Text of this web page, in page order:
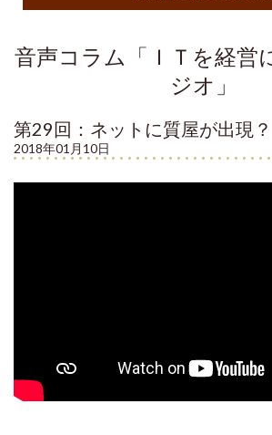
音声コラム「ＩＴを経営
ジオ」
第29回：ネットに質屋が出現？
2018年01月10日